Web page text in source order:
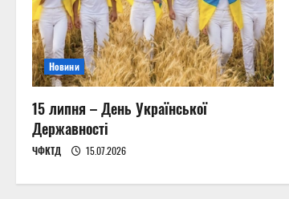
Новини
15 липня – День Української
Державності
ЧФКТД 15.07.2026